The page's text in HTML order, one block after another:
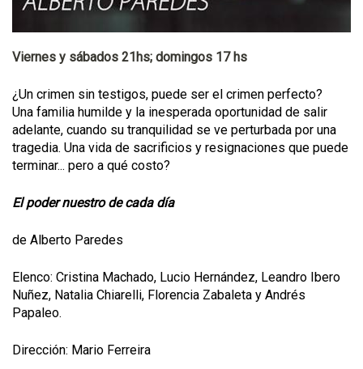
Viernes y sábados 21hs; domingos 17 hs
¿Un crimen sin testigos, puede ser el crimen perfecto?
Una familia humilde y la inesperada oportunidad de salir
adelante, cuando su tranquilidad se ve perturbada por una
tragedia. Una vida de sacrificios y resignaciones que puede
terminar... pero a qué costo?
El poder nuestro de cada día
de Alberto Paredes
Elenco: Cristina Machado, Lucio Hernández, Leandro Ibero
Nuñez, Natalia Chiarelli, Florencia Zabaleta y Andrés
Papaleo.
Dirección: Mario Ferreira